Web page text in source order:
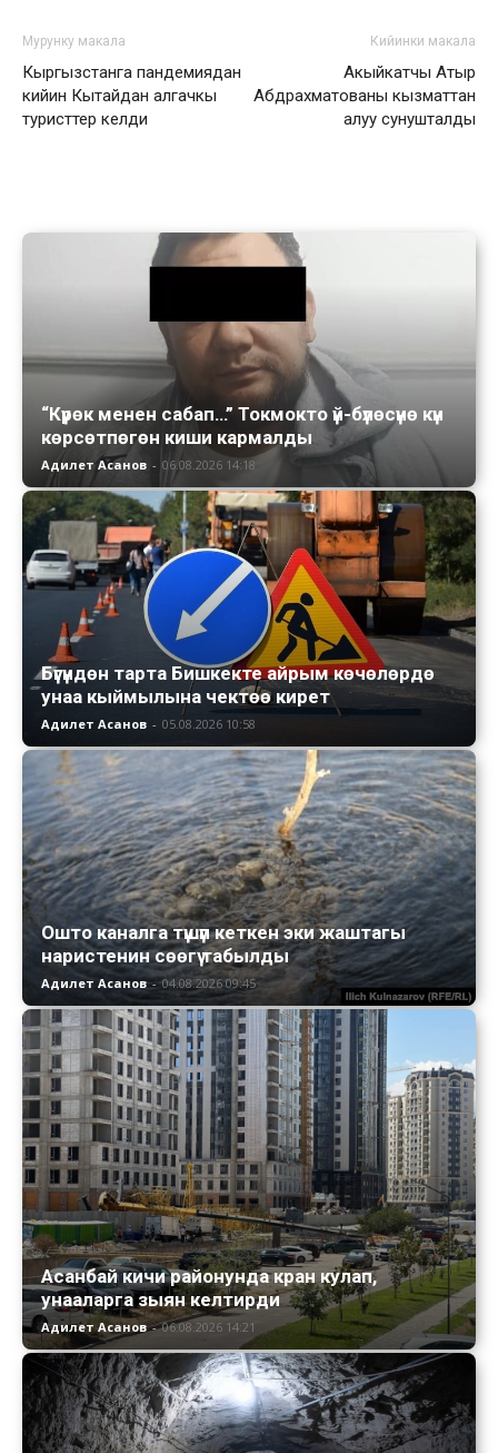
Мурунку макала
Кыргызстанга пандемиядан
кийин Кытайдан алгачкы
туристтер келди
Кийинки макала
Акыйкатчы Атыр
Абдрахматованы кызматтан
алуу сунушталды
“Күрөк менен сабап…” Токмокто үй-бүлөсүнө күн
көрсөтпөгөн киши кармалды
Адилет Асанов - 06.08.2026 14:18
Бүгүндөн тарта Бишкекте айрым көчөлөрдө
унаа кыймылына чектөө кирет
Адилет Асанов - 05.08.2026 10:58
Ошто каналга түшүп кеткен эки жаштагы
наристенин сөөгү табылды
Адилет Асанов - 04.08.2026 09:45
Асанбай кичи районунда кран кулап,
унааларга зыян келтирди
Адилет Асанов - 06.08.2026 14:21